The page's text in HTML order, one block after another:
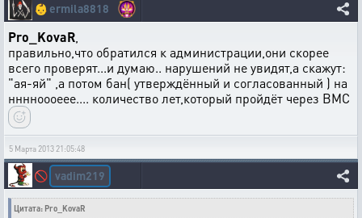
👶 ermila8818
Pro_KovaR,
правильно,что обратился к администрации,они скорее
всего проверят...и думаю.. нарушений не увидят,а скажут:
"ая-яй" ,а потом бан( утверждённый и согласованный ) на
нннноооеее.... количество лет,который пройдёт через ВМС
5 Марта 2013 21:05:48
🚫 vadim219
Цитата: Pro_KovaR